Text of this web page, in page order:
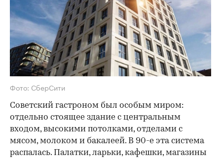
Фото: СберСити
Советский гастроном был особым миром:
отдельно стоящее здание с центральным
входом, высокими потолками, отделами с
мясом, молоком и бакалеей. В 90-е эта система
распалась. Палатки, ларьки, кафешки, магазины